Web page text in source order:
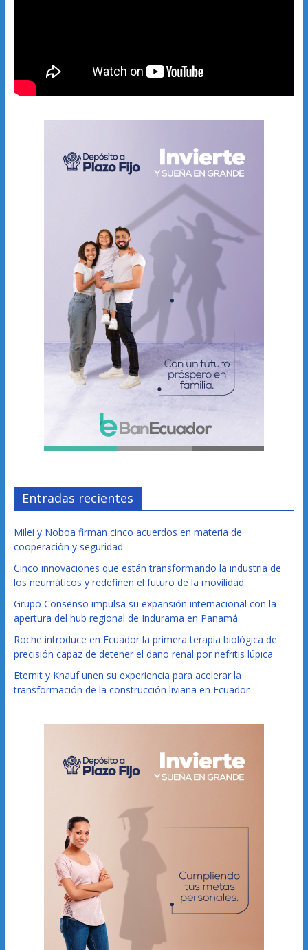
Entradas recientes
Milei y Noboa firman cinco acuerdos en materia de
cooperación y seguridad.
Cinco innovaciones que están transformando la industria de
los neumáticos y redefinen el futuro de la movilidad
Grupo Consenso impulsa su expansión internacional con la
apertura del hub regional de Indurama en Panamá
Roche introduce en Ecuador la primera terapia biológica de
precisión capaz de detener el daño renal por nefritis lúpica
Eternit y Knauf unen su experiencia para acelerar la
transformación de la construcción liviana en Ecuador